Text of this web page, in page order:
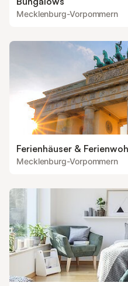
Mecklenburg-Vorpommern
Ferienhäuser &
Mecklenburg-Vorpommern